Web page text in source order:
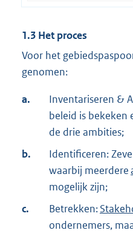
1.3 Het proces
Voor het
genomen:
a.
Inventariseren &
beleid is bekeken
de drie ambities;
b.
Identificeren:
waarbij meerdere
mogelijk zijn;
c.
Betrekken:
ondernemers,